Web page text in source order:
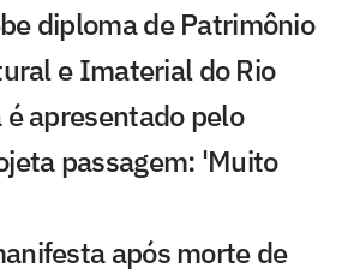
diploma de Patrimônio
e Imaterial do Rio
é apresentado pelo
passagem: 'Muito
após morte de